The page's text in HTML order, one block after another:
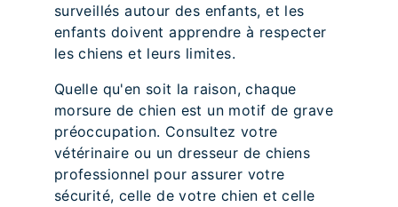
surveillés autour des enfants, et les
enfants doivent apprendre à respecter
les chiens et leurs limites.
Quelle qu'en soit la raison, chaque
morsure de chien est un motif de grave
préoccupation. Consultez votre
vétérinaire ou un dresseur de chiens
professionnel pour assurer votre
sécurité, celle de votre chien et celle